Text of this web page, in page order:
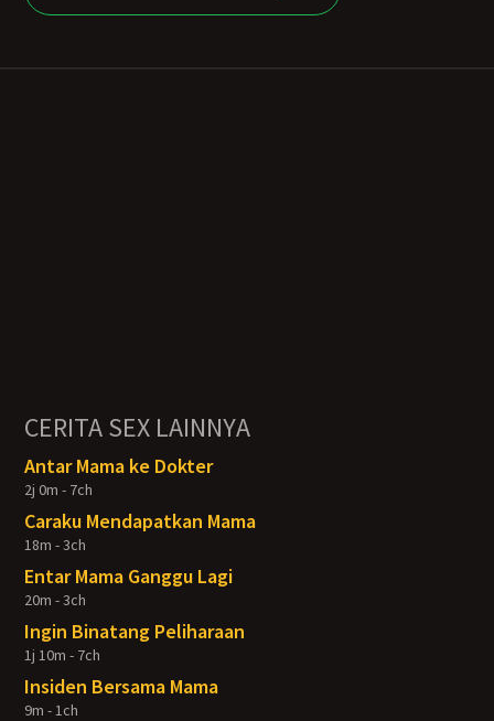
CERITA SEX LAINNYA
Antar Mama ke Dokter
2j 0m - 7ch
Caraku Mendapatkan Mama
18m - 3ch
Entar Mama Ganggu Lagi
20m - 3ch
Ingin Binatang Peliharaan
1j 10m - 7ch
Insiden Bersama Mama
9m - 1ch